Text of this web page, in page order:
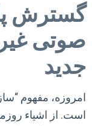
گسترش
صوتی
جدید
امروزه، مفهوم
است. از اشیاء